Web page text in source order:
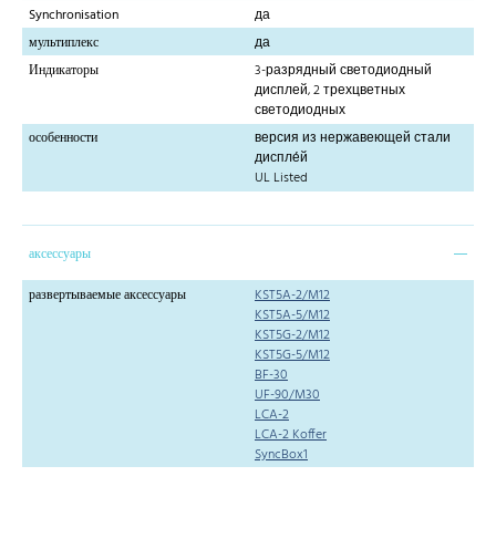
Synchronisation
да
мультиплекс
да
Индикаторы
3-разрядный светодиодный
дисплей, 2 трехцветных
светодиодных
особенности
версия из нержавеющей стали
диспле́й
UL Listed
аксессуары
развертываемые аксессуары
KST5A-2/M12
KST5A-5/M12
KST5G-2/M12
KST5G-5/M12
BF-30
UF-90/M30
LCA-2
LCA-2 Koffer
SyncBox1